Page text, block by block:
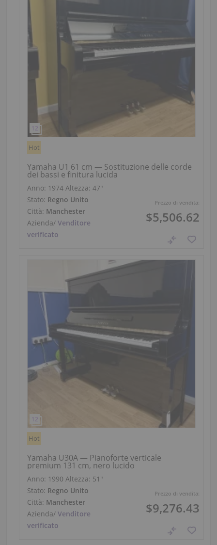
Prezzo di vendita:
$5,506.62
Hot
Yamaha U1 61 cm — Sostituzione delle corde
dei bassi e finitura lucida
Anno: 1974 Altezza:47″
Stato: Regno Unito
Città: Manchester
Azienda/Venditore
verificato
Prezzo di vendita:
$9,276.43
Hot
Yamaha U30A — Pianoforte verticale
premium 131 cm, nero lucido
Anno: 1990 Altezza: 51″
Stato: Regno Unito
Città: Manchester
Azienda/Venditore
verificato